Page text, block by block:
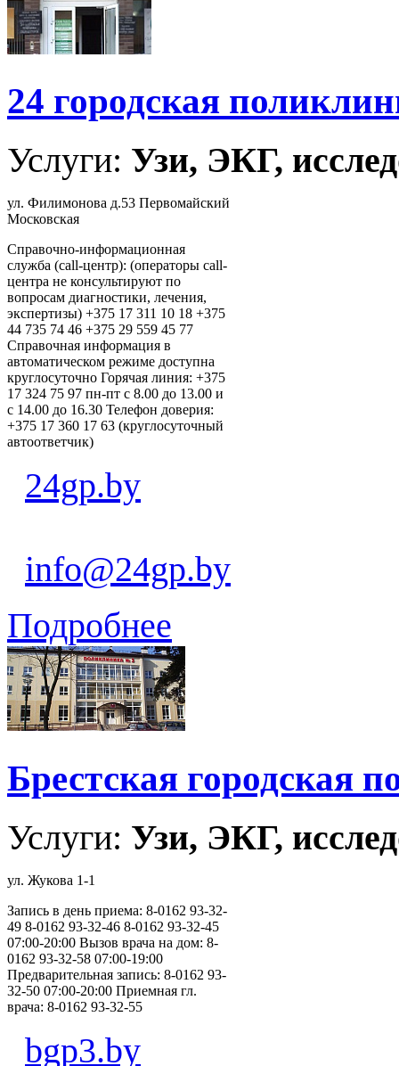
24 городская
Услуги: Узи, ЭКГ,
ул. Филимонова д.53 Первомайский
Московская
Справочно-информационная
служба (call-центр): (операторы call-
центра не консультируют по
вопросам диагностики, лечения,
экспертизы) +375 17 311 10 18 +375
44 735 74 46 +375 29 559 45 77
Справочная информация в
автоматическом режиме доступна
круглосуточно Горячая линия: +375
17 324 75 97 пн-пт с 8.00 до 13.00 и
с 14.00 до 16.30 Телефон доверия:
+375 17 360 17 63 (круглосуточный
автоответчик)
24gp.by
info@24gp.by
Подробнее
Брестская городская
Услуги: Узи, ЭКГ,
ул. Жукова 1-1
Запись в день приема: 8-0162 93-32-
49 8-0162 93-32-46 8-0162 93-32-45
07:00-20:00 Вызов врача на дом: 8-
0162 93-32-58 07:00-19:00
Предварительная запись: 8-0162 93-
32-50 07:00-20:00 Приемная гл.
врача: 8-0162 93-32-55
bgp3.by